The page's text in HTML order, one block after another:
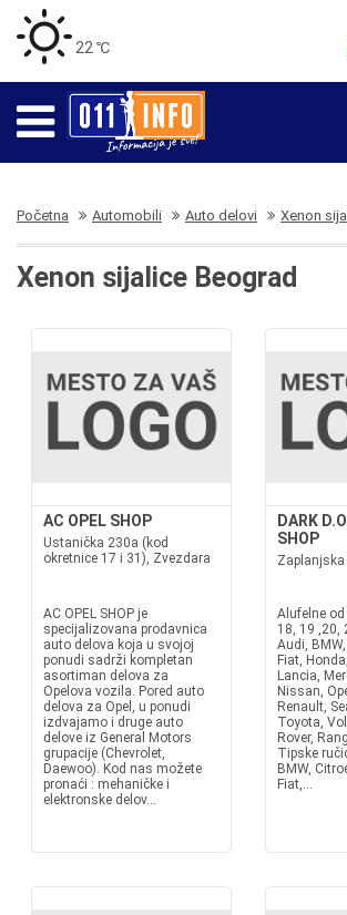
22 ℃
Početna Automobili Auto delovi Xenon
Xenon sijalice Beograd
AC OPEL SHOP
Ustanička 230a (kod
okretnice 17 i 31), Zvezdara
AC OPEL SHOP je
specijalizovana prodavnica
auto delova koja u svojoj
ponudi sadrži kompletan
asortiman delova za
Opelova vozila. Pored auto
delova za Opel, u ponudi
izdvajamo i druge auto
delove iz General Motors
grupacije (Chevrolet,
Daewoo). Kod nas možete
pronaći : mehaničke i
elektronske delov...
DARK
SHOP
Alufelne
18, 19 ,20,
Audi,
Fiat,
Lancia,
Nissan,
Renault,
Toyota,
Rover,
Tipske
BMW,
Fiat,...